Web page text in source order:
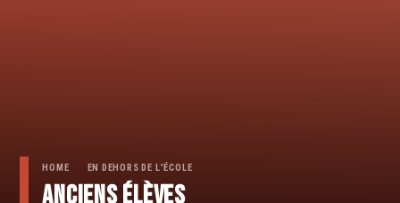
HOME EN DEHORS DE L'ÉCOLE
Anciens élèves